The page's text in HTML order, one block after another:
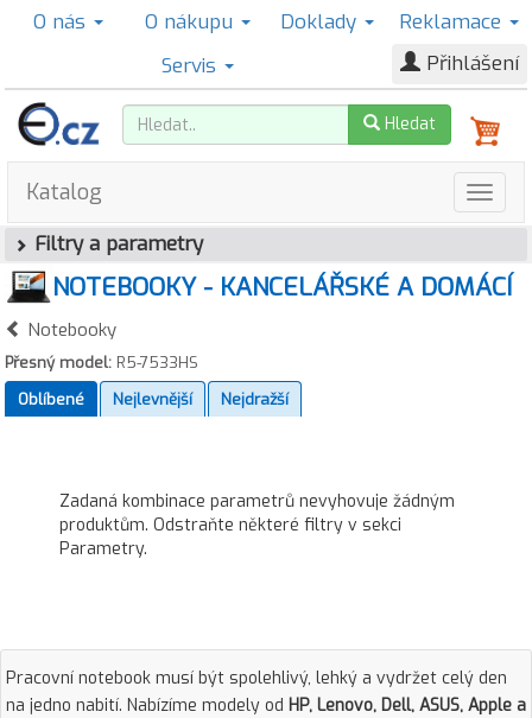
O nás O nákupu Doklady
Reklamace
Servis
Přihlášení
Hledat
Katalog
Filtry a parametry
NOTEBOOKY - KANCELÁŘSKÉ A DOMÁCÍ
Notebooky
Přesný model: R5-7533HS
Oblíbené
Nejlevnější Nejdražší
Zadaná kombinace parametrů nevyhovuje žádným
produktům. Odstraňte některé filtry v sekci
Parametry.
Pracovní notebook musí být spolehlivý, lehký a vydržet celý den
na jedno nabití. Nabízíme modely od HP, Lenovo, Dell, ASUS, Apple a